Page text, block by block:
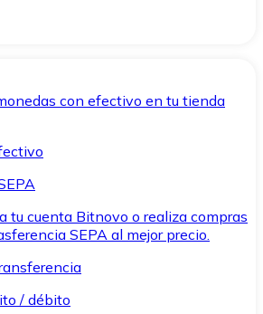
con efectivo en tu tienda
tu cuenta Bitnovo o realiza compras
SEPA al mejor precio.
/ débito